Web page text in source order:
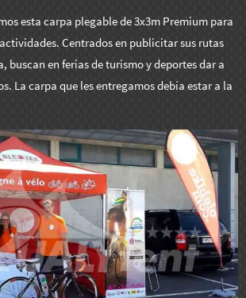
esta carpa plegable de 3x3m Premium para
Centrados en publicitar sus rutas
buscan en ferias de turismo y deportes dar a
La carpa que les entregamos debía estar a la